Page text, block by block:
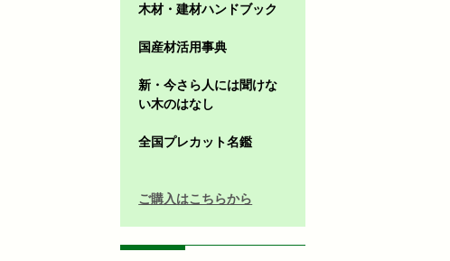
木材・建材ハンドブック
国産材活用事典
新・今さら人には聞けな
い木のはなし
全国プレカット名鑑
ご購入はこちらから